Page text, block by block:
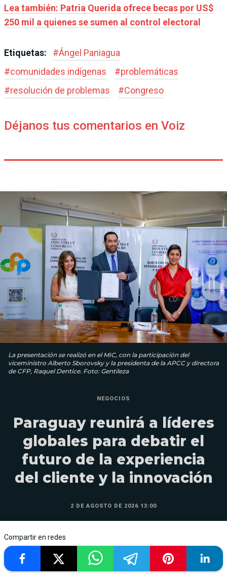
Lea también: Patria Querida ofrece becas por US$
250 mil a quienes se sumen al control electoral
Etiquetas: #Ángel Paniagua
#comunidades indígenas #problemáticas
#resolución de problemas #Congreso
Déjanos tus comentarios en Voiz
La presentación se realizó en el MIC, con la participación del
viceministro Alberto Sborovsky y la presidenta de la APCC y directora
de CFP, Raquel Dentice. Foto: Gentileza
NEGOCIOS
Paraguay reunirá a líderes
globales para debatir el
futuro de la experiencia
del cliente y la innovación
2 DE AGOSTO DE 2026 13:00
Compartir en redes